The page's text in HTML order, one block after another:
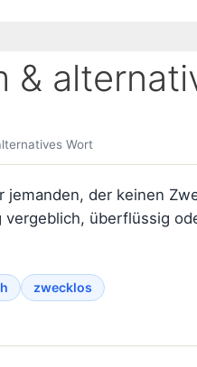
Wort
der keinen
vergeblich, überflüssig
zwecklos